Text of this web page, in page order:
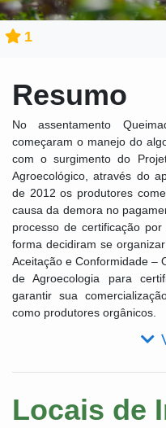
1
Resumo
No assentamento
começaram o manejo do
com o surgimento do
Agroecológico, através do
de 2012 os produtores
causa da demora no
processo de certificação
forma decidiram se
Aceitação e Conformidade –
de Agroecologia para
garantir sua
como produtores orgânicos.
Locais de